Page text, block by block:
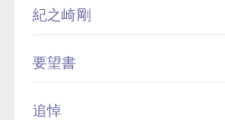
紀之崎剛
要望書
追悼